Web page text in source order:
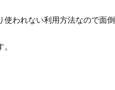
使われない利用方法なので面